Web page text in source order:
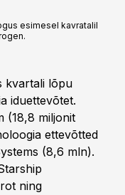
esimesel kavratalil
kvartali lõpu
iduettevõtet.
(18,8 miljonit
ettevõtted
(8,6 mln).
ning